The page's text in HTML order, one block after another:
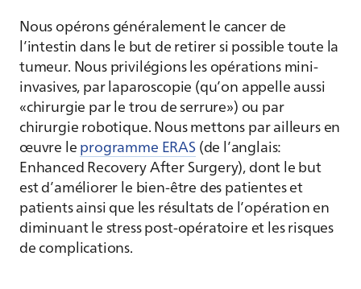
Nous opérons généralement le cancer de
l’intestin dans le but de retirer si possible toute la
tumeur. Nous privilégions les opérations mini-
invasives, par laparoscopie (qu’on appelle aussi
«chirurgie par le trou de serrure») ou par
chirurgie robotique. Nous mettons par ailleurs en
œuvre le programme ERAS(de l’anglais:
Enhanced Recovery After Surgery), dont le but
est d’améliorer le bien-être des patientes et
patients ainsi que les résultats de l’opération en
diminuant le stress post-opératoire et les risques
de complications.